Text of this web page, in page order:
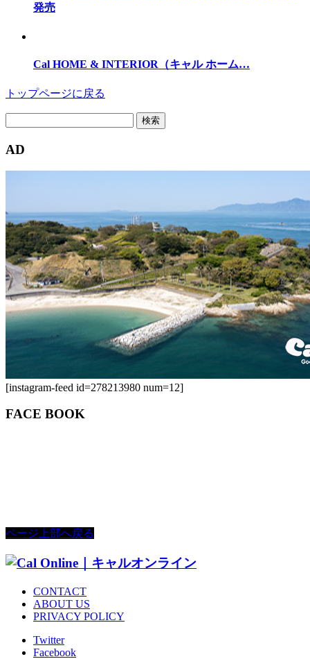
発売
Cal HOME & INTERIOR（キャル ホーム…
トップページに戻る
AD
[instagram-feed id=278213980 num=12]
FACE BOOK
ページ上部へ戻る
CONTACT
ABOUT US
PRIVACY POLICY
Twitter
Facebook